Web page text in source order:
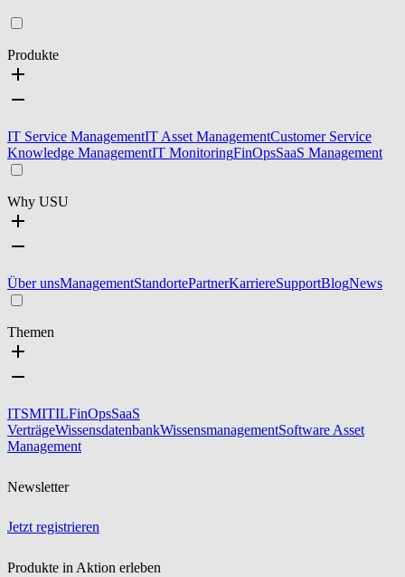
Produkte
IT Service ManagementIT Asset ManagementCustomer Service
Knowledge ManagementIT MonitoringFinOpsSaaS Management
Why USU
Über unsManagementStandortePartnerKarriereSupportBlogNews
Themen
ITSMITILFinOpsSaaS
VerträgeWissensdatenbankWissensmanagementSoftware Asset
Management
Newsletter
Jetzt registrieren
Produkte in Aktion erleben